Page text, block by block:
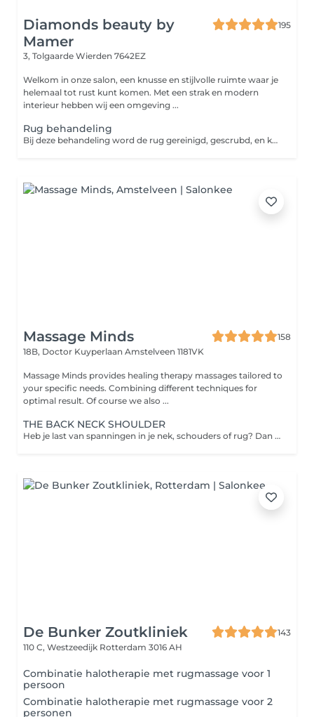
Diamonds beauty by
Mamer
195
3, Tolgaarde Wierden 7642EZ
Welkom in onze salon, een knusse en stijlvolle ruimte waar je
helemaal tot rust kunt komen. Met een strak en modern
interieur hebben wij een omgeving ...
Rug behandeling
Bij deze behandeling word de rug gereinigd, gescrubd, en krijg je een massage
Massage Minds
158
18B, Doctor Kuyperlaan Amstelveen 1181VK
Massage Minds provides healing therapy massages tailored to
your specific needs. Combining different techniques for
optimal result. Of course we also ...
THE BACK NECK SHOULDER
Heb je last van spanningen in je nek, schouders of rug? Dan is deze massage geschikt voor jou. Knopen worden weggemasseerd en hoofdpijn wordt voorkomen of opgelost. Deze massage kun je ondergaan met je kleding aan of met olie.
De Bunker Zoutkliniek
143
110 C, Westzeedijk Rotterdam 3016 AH
Combinatie halotherapie met rugmassage voor 1
persoon
Combinatie halotherapie met rugmassage voor 2
personen